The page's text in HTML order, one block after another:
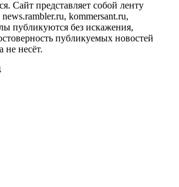
Сайт представляет собой ленту
kommersant.ru,
публикуются без искажения,
публикуемых новостей
не несёт.